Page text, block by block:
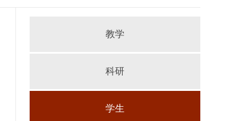
教学
科研
学生